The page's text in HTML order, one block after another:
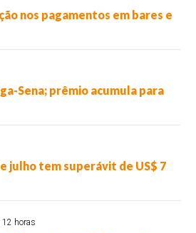
nos pagamentos em bares e
Sena; prêmio acumula para
julho tem superávit de US$ 7
12 horas